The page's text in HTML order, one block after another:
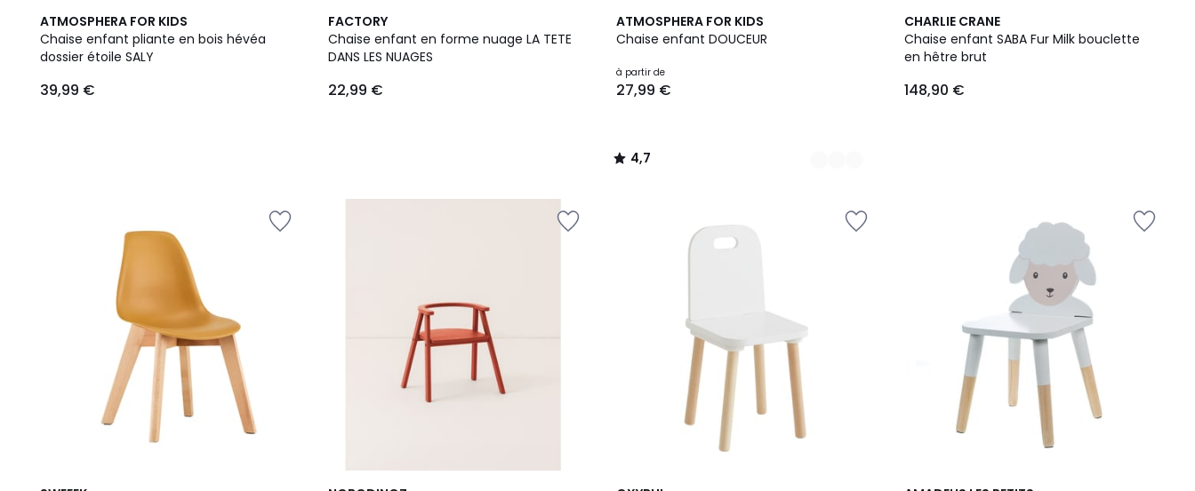
ATMOSPHERA FOR KIDS
Chaise enfant pliante en bois hévéa
dossier étoile SALY
39,99 €
FACTORY
Chaise enfant en forme nuage LA TETE
DANS LES NUAGES
22,99 €
ATMOSPHERA FOR KIDS
Chaise enfant DOUCEUR
à partir de
27,99 €
4,7
/ 5
3
Couleurs
4,7
/
CHARLIE CRANE
Chaise enfant SABA Fur Milk bouclette
en hêtre brut
148,90 €